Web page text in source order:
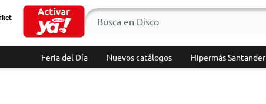
Feria del Día Nuevos catálogos Hipermás Santander